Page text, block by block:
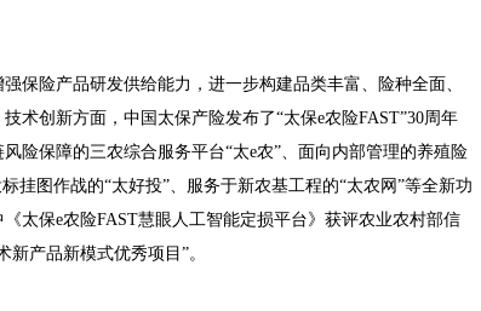
保险产品研发供给能力，进一步构建品类丰富、险种全面、
术创新方面，中国太保产险发布了“太保e农险FAST”30周年
险保障的三农综合服务平台“太e农”、面向内部管理的养殖险
挂图作战的“太好投”、服务于新农基工程的“太农网”等全新功
太保e农险FAST慧眼人工智能定损平台》获评农业农村部信
新产品新模式优秀项目”。